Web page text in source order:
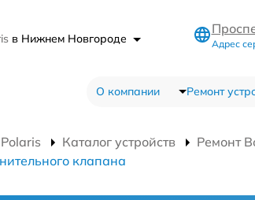
в Нижнем Новгороде Адрес
О компании Ремонт
Каталог устройств Ремонт
клапана